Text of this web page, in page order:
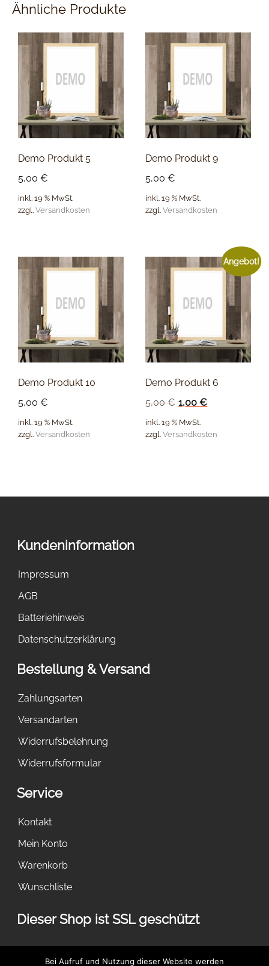
Ähnliche Produkte
Demo Produkt 5
5,00 €
inkl. 19 % MwSt.
zzgl. Versandkosten
Demo Produkt 9
5,00€
inkl. 19 % MwSt.
zzgl.Versandkosten
Demo Produkt 10
5,00 €
inkl. 19 % MwSt.
zzgl. Versandkosten
Angebot!
Demo Produkt 6
5,00€ 1,00€
inkl. 19 % MwSt.
zzgl.Versandkosten
Kundeninformation
Impressum
AGB
Batteriehinweis
Datenschutzerklärung
Bestellung & Versand
Zahlungsarten
Versandarten
Widerrufsbelehrung
Widerrufsformular
Service
Kontakt
Mein Konto
Warenkorb
Wunschliste
Dieser Shop ist SSL geschützt
Bei Aufruf und Nutzung dieser Website werden